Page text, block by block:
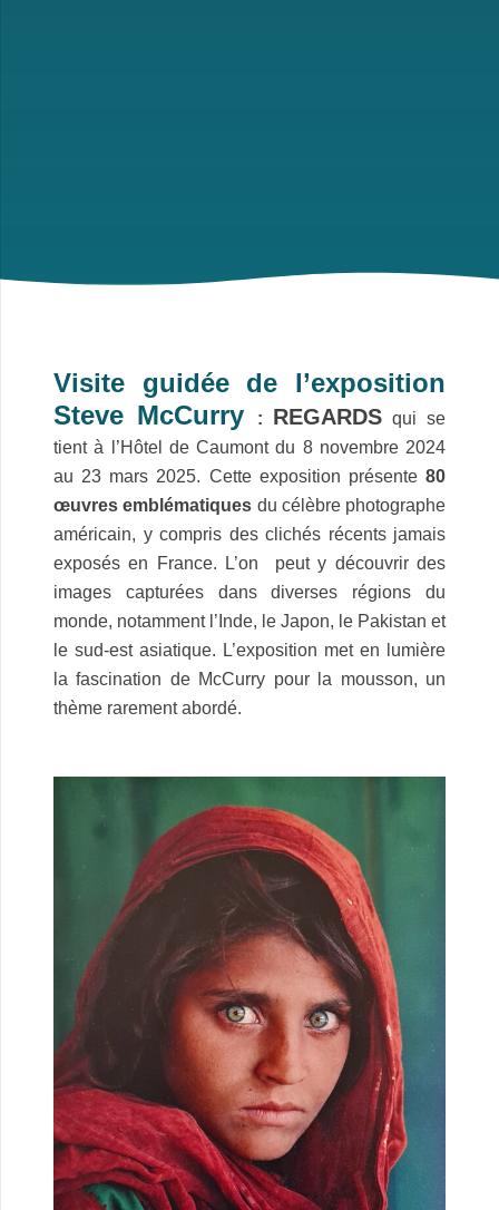
Visite guidée de l’exposition
Steve McCurry
: REGARDS qui se
tient à l’Hôtel de Caumont du 8 novembre 2024
au 23 mars 2025. Cette exposition présente 80
œuvres emblématiques du célèbre photographe
américain, y compris des clichés récents jamais
exposés en France. L’on peut y découvrir des
images capturées dans diverses régions du
monde, notamment l’Inde, le Japon, le Pakistan et
le sud-est asiatique. L’exposition met en lumière
la fascination de McCurry pour la mousson, un
thème rarement abordé.